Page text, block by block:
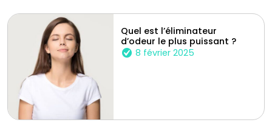
Quel est l’éliminateur
d’odeur le plus puissant ?
8 février 2025